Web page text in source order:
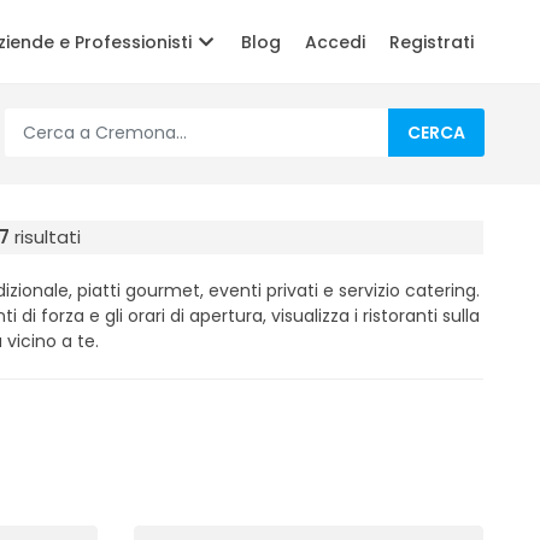
e Professionisti Blog Accedi Registrati
CERCA
risultati
piatti gourmet, eventi privati e servizio catering.
di forza e gli orari di apertura, visualizza i ristoranti sulla
a te.